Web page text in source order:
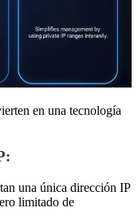
en una tecnología
una única dirección IP
limitado de